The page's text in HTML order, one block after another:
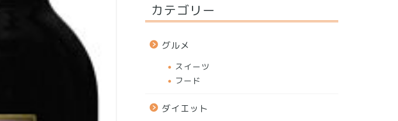
カテゴリー
グルメ
スイーツ
フード
ダイエット